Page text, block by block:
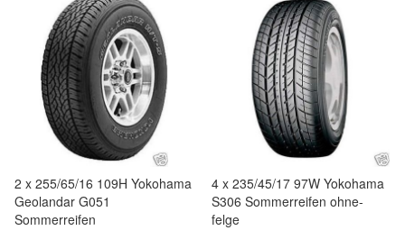
2 x 255/65/16 109H Yokohama
Geolandar G051
Sommerreifen
4 x 235/45/17 97W Yokohama
S306 Sommerreifen ohne-
felge